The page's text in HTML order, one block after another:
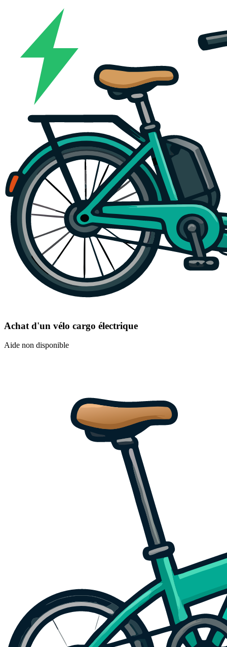
Achat d'un vélo cargo électrique
Aide non disponible